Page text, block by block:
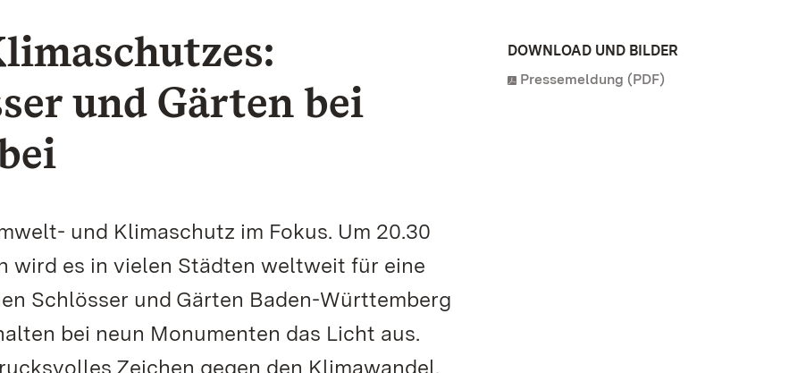
und Gärten bei
und Klimaschutz im Fokus. Um 20.30
wird es in vielen Städten weltweit für eine
Schlösser und Gärten Baden-Württemberg
bei neun Monumenten das Licht aus.
Zeichen gegen den Klimawandel.
DOWNLOAD UND BILDER
Pressemeldung (PDF)